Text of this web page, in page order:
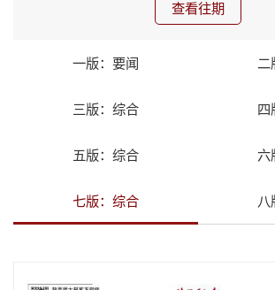
查看往期
一版：要闻 二
三版：综合 四
五版：综合 六
七版：综合 八